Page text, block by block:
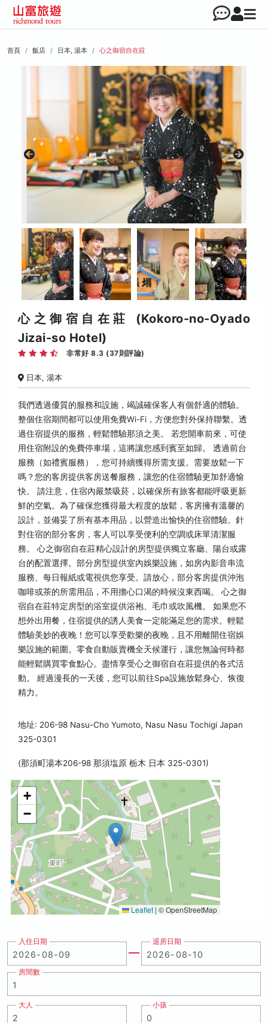
首頁 飯店 日本, 湯本 心之御宿自在莊
心之御宿自在莊 (Kokoro-no-Oyado
Jizai-so Hotel)
非常好 8.3 (37則評論)
日本, 湯本
我們透過優質的服務和設施，竭誠確保客人有個舒適的體驗。
整個住宿期間都可以使用免費Wi-Fi，方便您對外保持聯繫。透
過住宿提供的服務，輕鬆體驗那須之美。 若您開車前來，可使
用住宿附設的免費停車場，這將讓您感到賓至如歸。 透過前台
服務（如禮賓服務），您可持續獲得所需支援。需要放鬆一下
嗎？您的客房提供客房送餐服務，讓您的住宿體驗更加舒適愉
快。 請注意，住宿內嚴禁吸菸，以確保所有旅客都能呼吸更新
鮮的空氣。為了確保您獲得最大程度的放鬆，客房擁有溫馨的
設計，並備妥了所有基本用品，以營造出愉快的住宿體驗。針
對住宿的部分客房，客人可以享受便利的空調或床單清潔服
務。 心之御宿自在莊精心設計的房型提供獨立客廳、陽台或露
台的配置選擇。部分房型提供室內娛樂設施，如房內影音串流
服務、每日報紙或電視供您享受。請放心，部分客房提供沖泡
咖啡或茶的所需用品，不用擔心口渴的時候沒東西喝。 心之御
宿自在莊特定房型的浴室提供浴袍、毛巾或吹風機。 如果您不
想外出用餐，住宿提供的誘人美食一定能滿足您的需求。輕鬆
體驗美妙的夜晚！您可以享受歡樂的夜晚，且不用離開住宿娛
樂設施的範圍。零食自動販賣機全天候運行，讓您無論何時都
能輕鬆購買零食點心。盡情享受心之御宿自在莊提供的各式活
動。 經過漫長的一天後，您可以前往Spa設施放鬆身心、恢復
精力。
地址: 206-98 Nasu-Cho Yumoto, Nasu Nasu Tochigi Japan
325-0301
(那須町湯本206-98 那須塩原 栃木 日本 325-0301)
+
−
Leaflet | © OpenStreetMap
入住日期 退房日期
房間數
大人 小孩